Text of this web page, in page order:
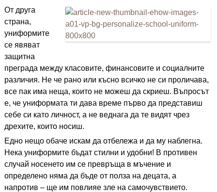
От друга
страна,
униформите
се явяват
защитна
преграда между класовите, финансовите и социалните
различия. Не че рано или късно всичко не си проличава,
все пак има неща, които не можеш да скриеш. Въпросът
е, че униформата ти дава време първо да представиш
себе си като личност, а не веднага да те видят чрез
дрехите, които носиш.
Едно нещо обаче искам да отбележа и да му наблегна.
Нека униформите бъдат стилни и удобни! В противен
случай носенето им се превръща в мъчение и
определено няма да бъде от полза на децата, а
напротив – ще им повлияе зле на самочувствието.